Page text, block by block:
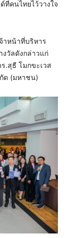
คนไทยไว้วางใจ
าหน้าที่บริหาร
งวัลดังกล่าวแก่
.สุธี โมกขะเวส
ด (มหาชน)